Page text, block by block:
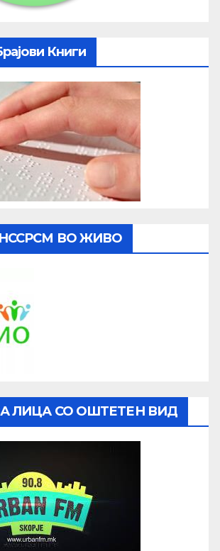
Книги
ВО ЖИВО
ЛИЦА СО ОШТЕТЕН ВИД